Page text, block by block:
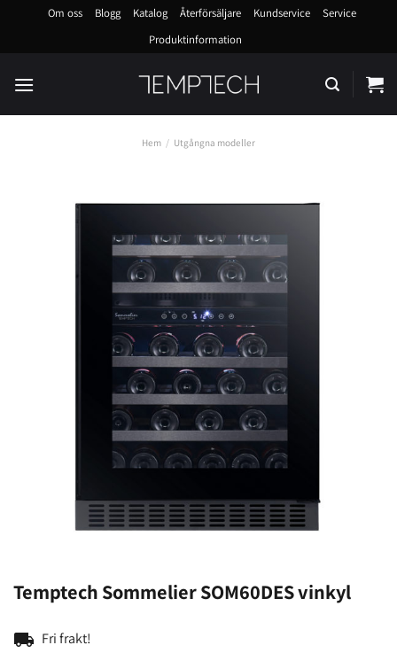
Om oss Blogg Katalog Återförsäljare Kundservice
Service
Produktinformation
Hem / Utgångna modeller
Temptech Sommelier SOM60DES vinkyl
local_shipping Fri frakt!